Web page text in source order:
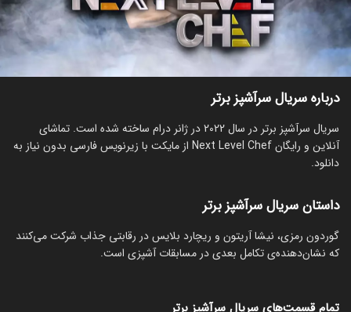
سریال
درام
توضیحات قسمت‌ها سریال‌های مشابه
درباره سریال سرآشپز برتر
سریال سرآشپز برتر در سال 2022 در ژانر درام ساخته شده است. تماشای
آنلاین و رایگان Next Level Chef از مایکت با زیرنویس فارسی بدون نیاز به
دانلود.
داستان سریال سرآشپز برتر
گوردون رمزی، نیشا آریتون و ریچارد بلایس در رقابتی جذاب شرکت می‌کنند
که نشان‌دهنده‌ی تکامل بعدی در مسابقات آشپزی است.